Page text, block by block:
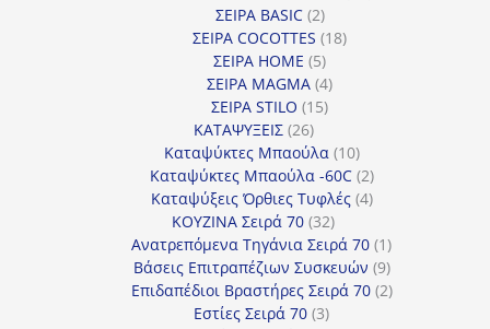
ΣΕΙΡΑ BASIC 22
προϊόντα
ΣΕΙΡΑ COCOTTES 1818
ΣΕΙΡΑ HOME 55
προϊόντα
ΣΕΙΡΑ MAGMA 44
προϊόντα
ΣΕΙΡΑ STILO 1515
ΚΑΤΑΨΥΞΕΙΣ 2626
προϊόντα
Καταψύκτες Μπαούλα 1010
προϊόντα
Καταψύκτες Μπαούλα -60C 22
προϊόντα
Καταψύξεις Όρθιες Τυφλές 44
ΚΟΥΖΙΝΑ Σειρά 70 3232
προϊόντα
Ανατρεπόμενα Τηγάνια Σειρά 70 11
προϊόν
Βάσεις Επιτραπέζιων Συσκευών 99
προϊόντα
Επιδαπέδιοι Βραστήρες Σειρά 70 22
Εστίες Σειρά 70 33